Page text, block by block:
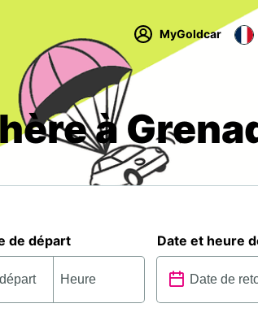
MyGoldcar
à
de départ Date et heure